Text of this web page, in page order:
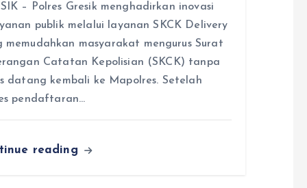
– Polres Gresik menghadirkan inovasi
publik melalui layanan SKCK Delivery
memudahkan masyarakat mengurus Surat
Catatan Kepolisian (SKCK) tanpa
datang kembali ke Mapolres. Setelah
pendaftaran…
reading